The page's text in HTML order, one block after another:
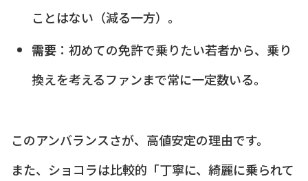
ことはない（減る一方）。
需要：初めての免許で乗りたい若者から、乗り
換えを考えるファンまで常に一定数いる。
このアンバランスさが、高値安定の理由です。
また、ショコラは比較的「丁寧に、綺麗に乗られて